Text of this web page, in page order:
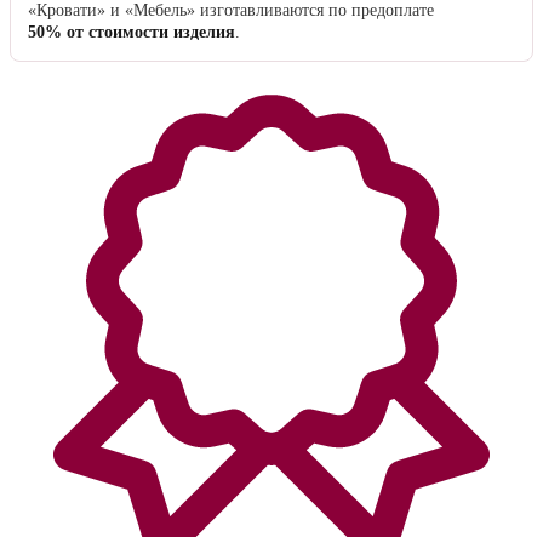
«Кровати» и «Мебель» изготавливаются по предоплате
50% от стоимости изделия.